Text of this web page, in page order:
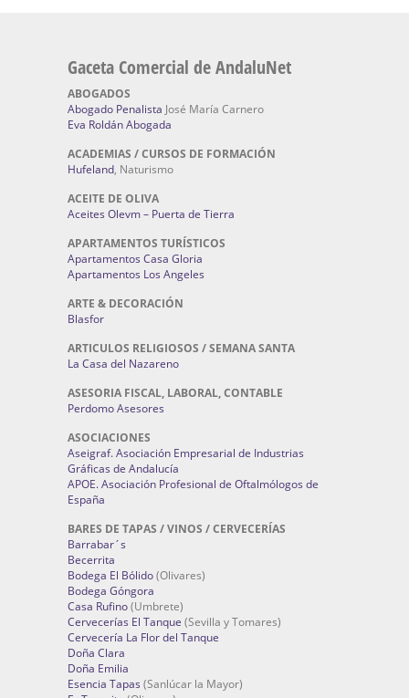
Gaceta Comercial de AndaluNet
ABOGADOS
Abogado Penalista José María Carnero
Eva Roldán Abogada
ACADEMIAS / CURSOS DE FORMACIÓN
Hufeland, Naturismo
ACEITE DE OLIVA
Aceites Olevm – Puerta de Tierra
APARTAMENTOS TURÍSTICOS
Apartamentos Casa Gloria
Apartamentos Los Angeles
ARTE & DECORACIÓN
Blasfor
ARTICULOS RELIGIOSOS / SEMANA SANTA
La Casa del Nazareno
ASESORIA FISCAL, LABORAL, CONTABLE
Perdomo Asesores
ASOCIACIONES
Aseigraf. Asociación Empresarial de Industrias
Gráficas de Andalucía
APOE. Asociación Profesional de Oftalmólogos de
España
BARES DE TAPAS / VINOS / CERVECERÍAS
Barrabar´s
Becerrita
Bodega El Bólido(Olivares)
Bodega Góngora
Casa Rufino(Umbrete)
Cervecerías El Tanque (Sevilla y Tomares)
Cervecería La Flor del Tanque
Doña Clara
Doña Emilia
Esencia Tapas (Sanlúcar la Mayor)